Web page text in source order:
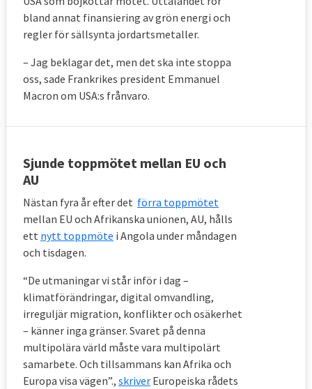
bland annat finansiering av grön energi och
regler för sällsynta jordartsmetaller.
– Jag beklagar det, men det ska inte stoppa
oss, sade Frankrikes president Emmanuel
Macron om USA:s frånvaro.
Sjunde toppmötet mellan EU och
AU
Nästan fyra år efter det förra toppmötet
mellan EU och Afrikanska unionen, AU, hålls
ett nytt toppmöte i Angola under måndagen
och tisdagen.
“De utmaningar vi står inför i dag –
klimatförändringar, digital omvandling,
irreguljär migration, konflikter och osäkerhet
– känner inga gränser. Svaret på denna
multipolära värld måste vara multipolärt
samarbete. Och tillsammans kan Afrika och
Europa visa vägen”., skriver Europeiska rådets